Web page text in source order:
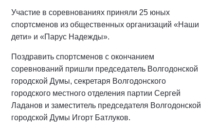
Участие в соревнованиях приняли 25 юных
спортсменов из общественных организаций «Наши
дети» и «Парус Надежды».
Поздравить спортсменов с окончанием
соревнований пришли председатель Волгодонской
городской Думы, секретаря Волгодонского
городского местного отделения партии Сергей
Ладанов и заместитель председателя Волгодонской
городской Думы Игорт Батлуков.